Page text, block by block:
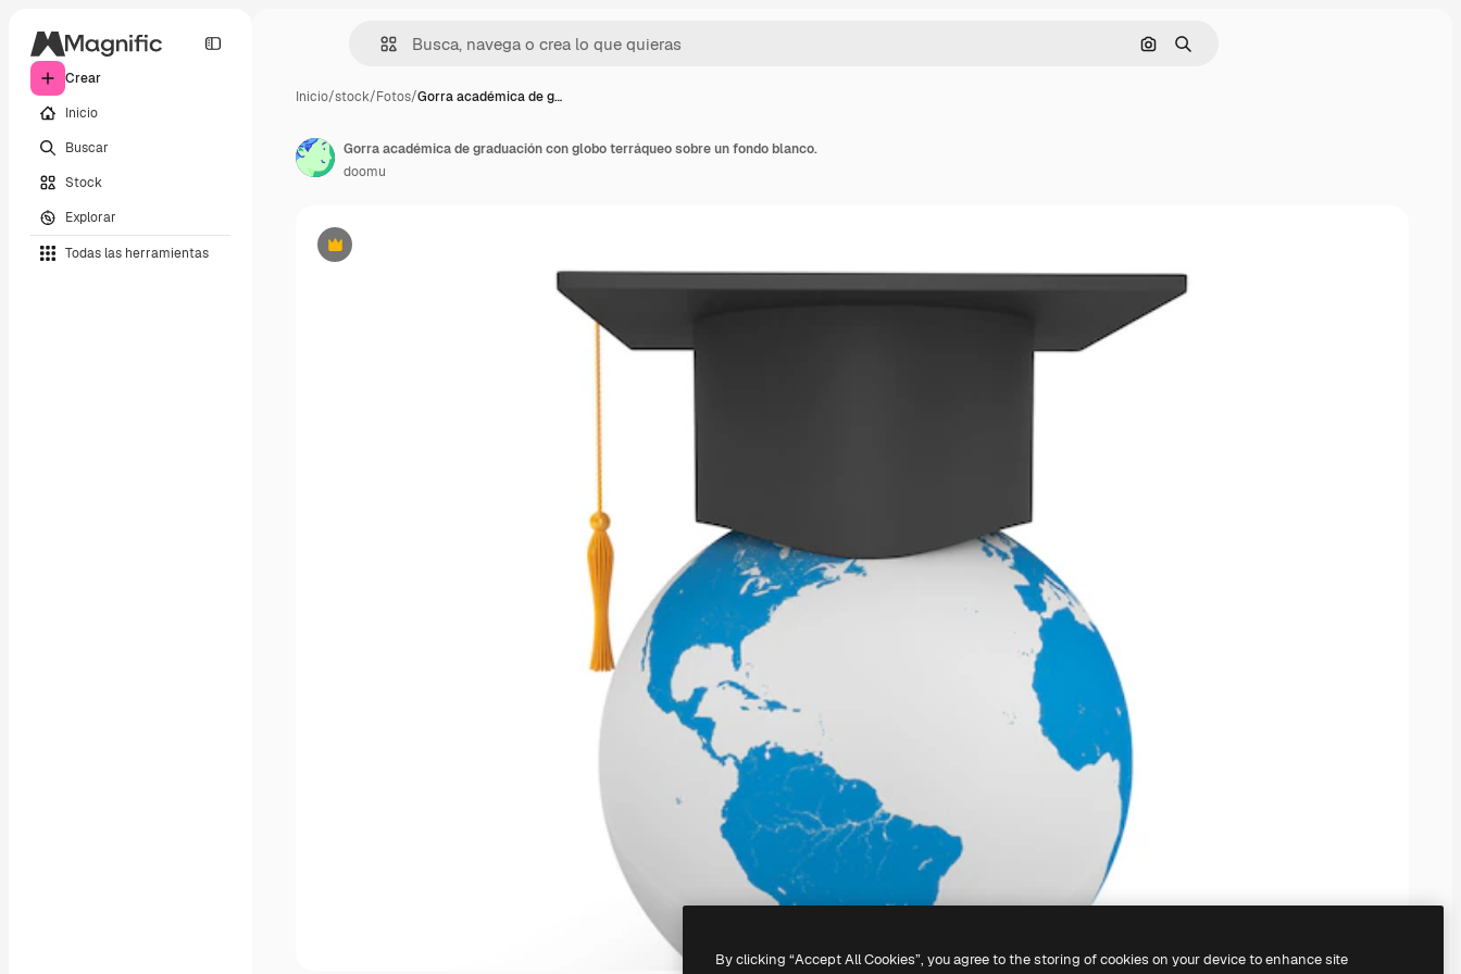
Crear
Inicio
Buscar
Stock
Explorar
Todas las herramientas
Buscar por imagen
Buscar
Inicio/stock/Fotos/Gorra académica de g…
Premium
Gorra académica de graduación con globo terráqueo sobre un fondo blanco.
doomu
By clicking “Accept All Cookies”, you agree to the storing of cookies on your device to enhance site